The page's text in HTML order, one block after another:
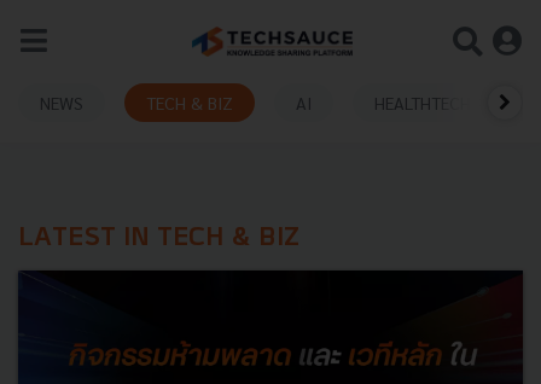
NEWS TECH & BIZ AI HEALTHTECH
LATEST IN TECH & BIZ